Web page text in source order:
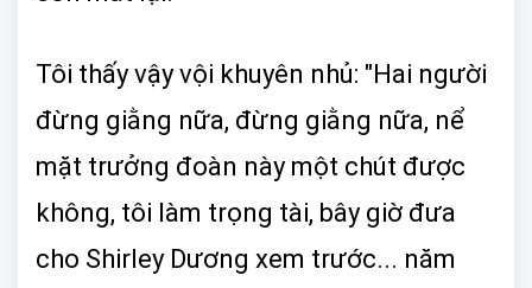
Tôi thấy vậy vội khuyên nhủ: "Hai người
đừng giằng nữa, đừng giằng nữa, nể
mặt trưởng đoàn này một chút được
không, tôi làm trọng tài, bây giờ đưa
cho Shirley Dương xem trước... năm